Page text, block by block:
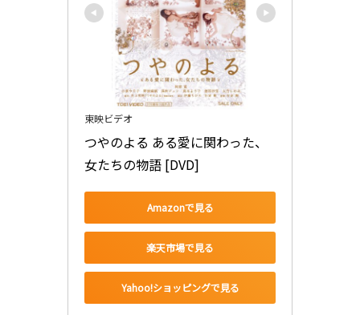
東映ビデオ
つやのよる ある愛に関わった、
女たちの物語 [DVD]
Amazonで見る
楽天市場で見る
Yahoo!ショッピングで見る